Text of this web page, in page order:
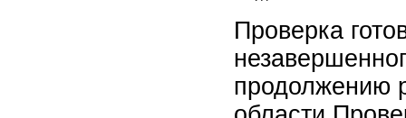
Проверка
продолжению